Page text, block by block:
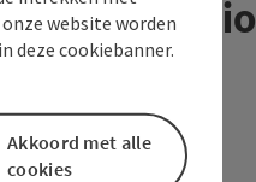
website worden
deze cookiebanner.
Akkoord met alle
cookies